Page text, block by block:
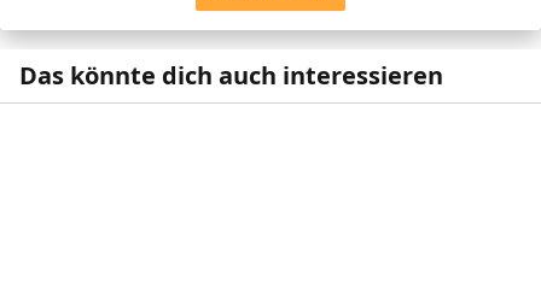
Das könnte dich auch interessieren